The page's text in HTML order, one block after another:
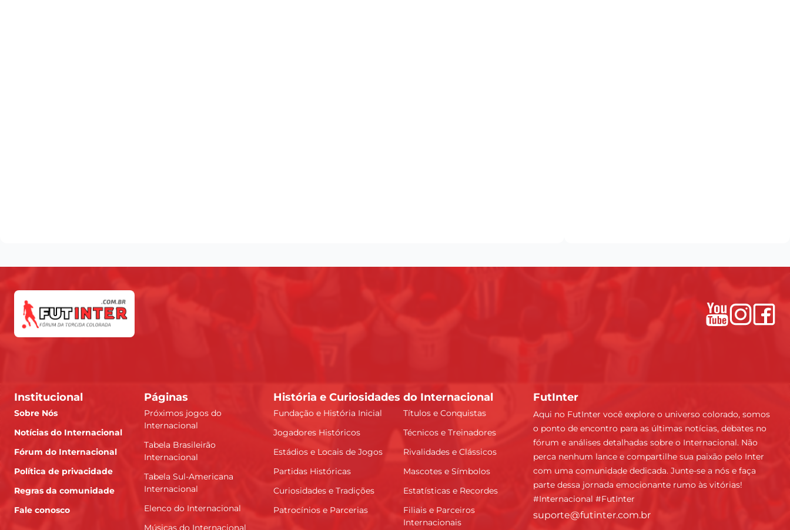
Institucional
Sobre Nós
Notícias do Internacional
Fórum do Internacional
Política de privacidade
Regras da comunidade
Fale conosco
Páginas
Próximos jogos do
Internacional
Tabela Brasileirão
Internacional
Tabela Sul-Americana
Internacional
Elenco do Internacional
Músicas do Internacional
História e Curiosidades do Internacional
Fundação e História Inicial
Títulos e Conquistas
Jogadores Históricos
Técnicos e Treinadores
Estádios e Locais de Jogos
Rivalidades e Clássicos
Partidas Históricas
Mascotes e Símbolos
Curiosidades e Tradições
Estatísticas e Recordes
Patrocínios e Parcerias
Filiais e Parceiros
Internacionais
FutInter
Aqui no FutInter você explore o universo colorado, somos
o ponto de encontro para as últimas notícias, debates no
fórum e análises detalhadas sobre o Internacional. Não
perca nenhum lance e compartilhe sua paixão pelo Inter
com uma comunidade dedicada. Junte-se a nós e faça
parte dessa jornada emocionante rumo às vitórias!
#Internacional #FutInter
suporte@futinter.com.br